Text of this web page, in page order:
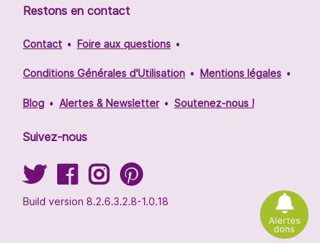
Alertes
dons
Restons en contact
Contact Foire aux questions
Conditions Générales d'Utilisation Mentions légales
Blog Alertes & Newsletter Soutenez-nous !
Suivez-nous
Build version 8.2.6.3.2.8-1.0.18